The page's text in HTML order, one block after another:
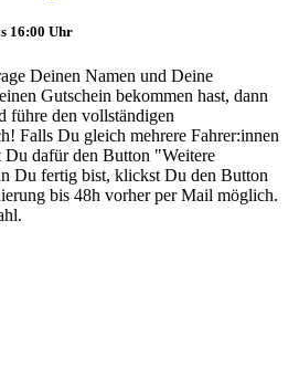
16:00 Uhr
Deinen Namen und Deine
Gutschein bekommen hast, dann
führe den vollständigen
Falls Du gleich mehrere Fahrer:innen
Du dafür den Button "Weitere
Du fertig bist, klickst Du den Button
bis 48h vorher per Mail möglich.